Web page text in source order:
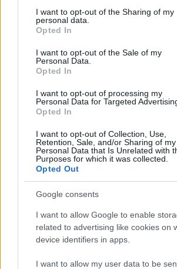
not limited to your visit or usage
grant or deny consent to Google and its
use your data for below specified
consent section.
I want to opt-out of the Sharing of my
personal data.
Opted In
I want to opt-out of the Sale of my
Personal Data.
Opted In
I want to opt-out of processing my
Personal Data for Targeted
Opted In
I want to opt-out of Collection, Use,
Retention, Sale, and/or Sharing of my
Personal Data that Is Unrelated with
Purposes for which it was collected.
Opted Out
Google consents
I want to allow Google to enable
related to advertising like cookies on
device identifiers in apps.
I want to allow my user data to be
dicsekedhet, hogy egy év alatt
emelkedett a Chicagóban,
asként és a flyerses Van Riemsdyk
szemben egyelőre nem vitte sokra.
Crosby, 2004-ben Ovecskin volt 1/1-
André Fleury, Rick Nash és Ilja
legrégebben draftolt aktív játékos
azóta az NHL legeredményesebb
Államokban született játékosa lett.
A sportmenedzserek és
korszakában kevés a nagy
választásoknál. Nagyjából lehet
az első egy-két körben. Jórészt
pattanásos gyerek, akik korábbi
királyok voltak. Némelyikükből igazi
másokból stabil zongoracipelő vagy
figyelünk, és szerencsénk van,
legendákat a születésüknél.